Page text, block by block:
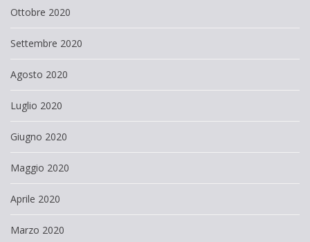
Ottobre 2020
Settembre 2020
Agosto 2020
Luglio 2020
Giugno 2020
Maggio 2020
Aprile 2020
Marzo 2020